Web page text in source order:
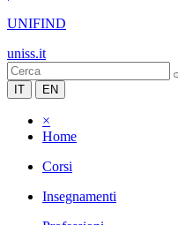
UNIFIND
uniss.it
IT EN
×
Home
Corsi
Insegnamenti